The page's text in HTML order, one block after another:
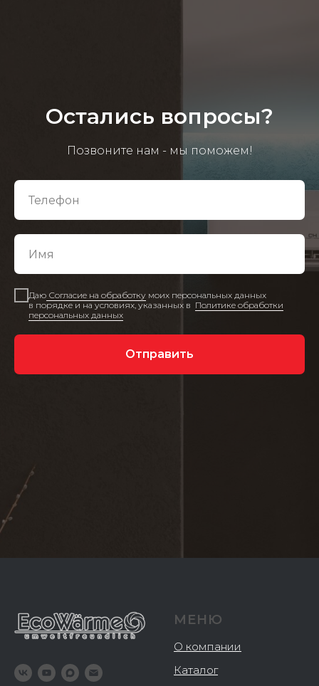
Остались вопросы?
Позвоните нам - мы поможем!
Даю Согласие на обработку моих персональных данных
в порядке и на условиях, указанных в Политике обработки
персональных данных
Отправить
МЕНЮ
О компании
Каталог